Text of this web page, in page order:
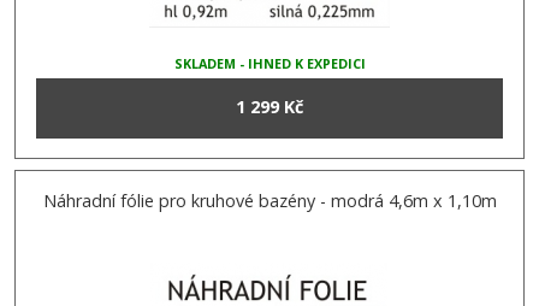
SKLADEM - IHNED K EXPEDICI
1 299 Kč
Náhradní fólie pro kruhové bazény - modrá 4,6m x 1,10m